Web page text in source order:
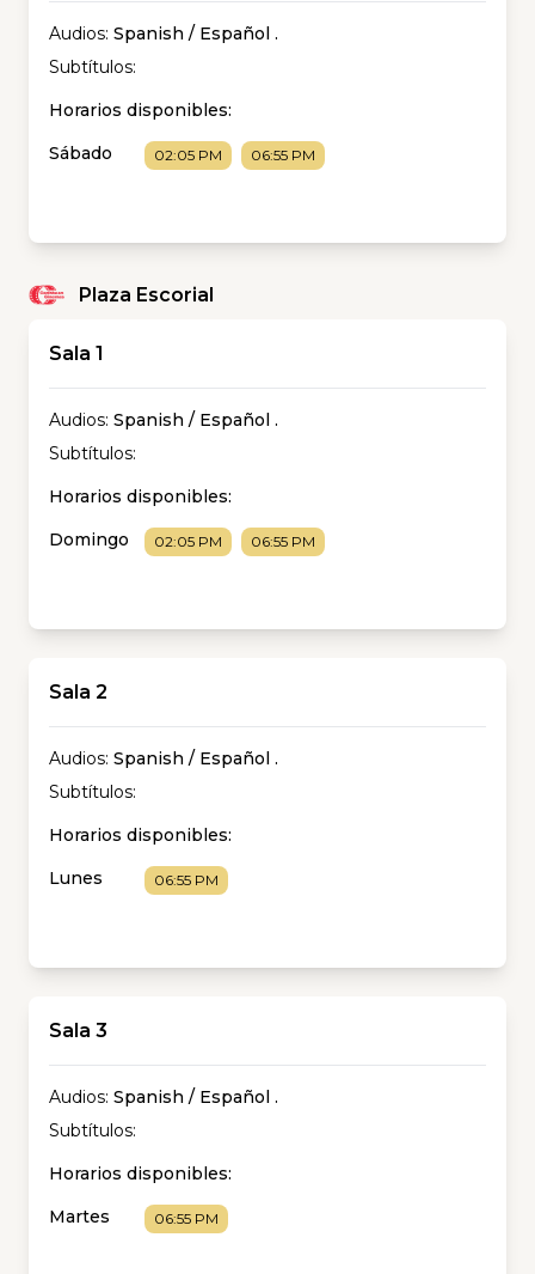
Audios: Spanish / Español .
Subtítulos:
Horarios disponibles:
Sábado
02:05 PM 06:55 PM
Plaza Escorial
Sala 1
Audios: Spanish / Español .
Subtítulos:
Horarios disponibles:
Domingo
02:05 PM 06:55 PM
Sala 2
Audios: Spanish / Español .
Subtítulos:
Horarios disponibles:
Lunes
06:55 PM
Sala 3
Audios: Spanish / Español .
Subtítulos:
Horarios disponibles:
Martes
06:55 PM